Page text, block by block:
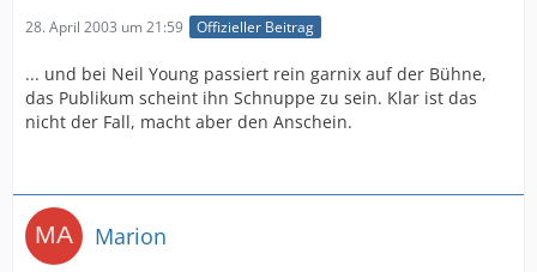
28. April 2003 um 21:59 Offizieller Beitrag
... und bei Neil Young passiert rein garnix auf der Bühne,
das Publikum scheint ihn Schnuppe zu sein. Klar ist das
nicht der Fall, macht aber den Anschein.
Marion